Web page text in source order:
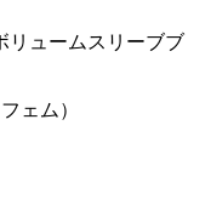
リュームスリーブブ
ェム）